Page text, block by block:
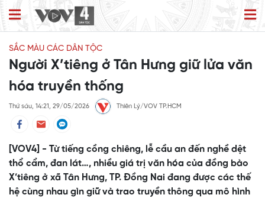
SẮC MÀU CÁC DÂN TỘC
Người X’tiêng ở Tân Hưng giữ lửa văn
hóa truyền thống
Thứ sáu, 14:21, 29/05/2026 Thiên Lý/VOV TP.HCM
[VOV4] - Từ tiếng cồng chiêng, lễ cầu an đến nghề dệt
thổ cẩm, đan lát…, nhiều giá trị văn hóa của đồng bào
X’tiêng ở xã Tân Hưng, TP. Đồng Nai đang được các thế
hệ cùng nhau gìn giữ và trao truyền thông qua mô hình